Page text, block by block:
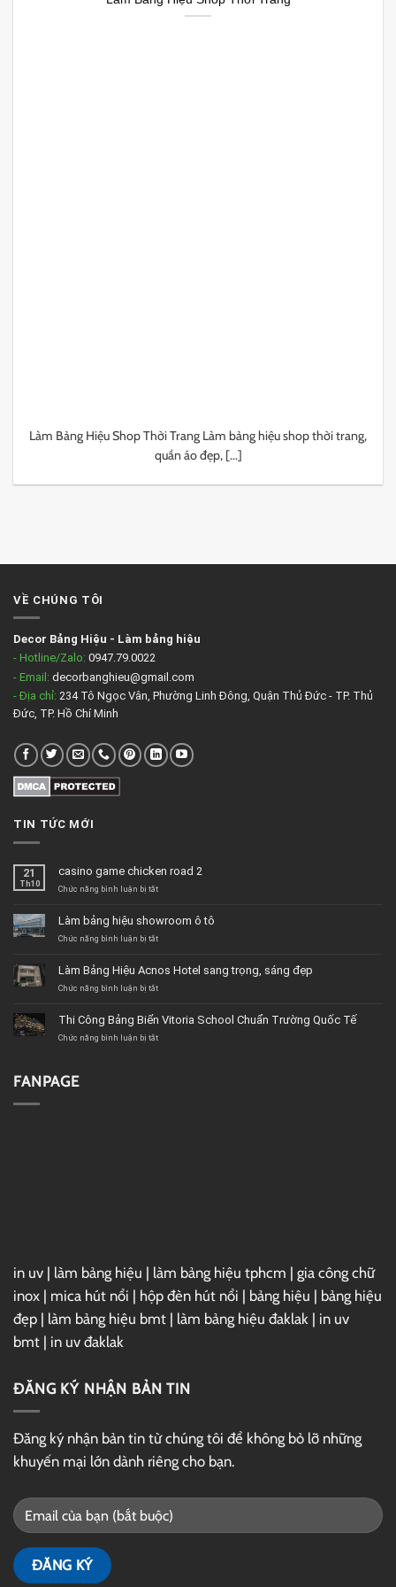
Làm Bảng Hiệu Shop Thời Trang Làm bảng hiệu shop thời trang,
quần áo đẹp, [...]
VỀ CHÚNG TÔI
Decor Bảng Hiệu - Làm bảng hiệu
- Hotline/Zalo: 0947.79.0022
- Email: decorbanghieu@gmail.com
- Địa chỉ: 234 Tô Ngọc Vân, Phường Linh Đông, Quận Thủ Đức - TP. Thủ
Đức, TP. Hồ Chí Minh
TIN TỨC MỚI
21
Th10
casino game chicken road 2
Chức năng bình luận bị tắtở
chicken
road
Làm bảng hiệu showroom ô tô
Chức năng bình luận bị tắtở
hiệu
showroom
Làm Bảng Hiệu Acnos Hotel sang trọng, sáng đẹp
Chức năng bình luận bị tắtở
Hiệu
Acnos
Thi Công Bảng Biển Vitoria School Chuẩn Trường Quốc Tế
Chức năng bình luận bị tắtở
FANPAGE
in uv | làm bảng hiệu | làm bảng hiệu tphcm | gia công chữ
inox | mica hút nổi | hộp đèn hút nổi | bảng hiệu | bảng hiệu
đẹp | làm bảng hiệu bmt | làm bảng hiệu đaklak | in uv
bmt | in uv đaklak
ĐĂNG KÝ NHẬN BẢN TIN
Đăng ký nhận bản tin từ chúng tôi để không bỏ lỡ những
khuyến mại lớn dành riêng cho bạn.